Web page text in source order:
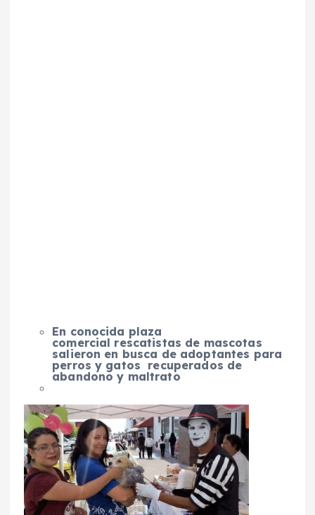
En conocida plaza
comercial rescatistas de mascotas
salieron en busca de adoptantes para
perros y gatos recuperados de
abandono y maltrato